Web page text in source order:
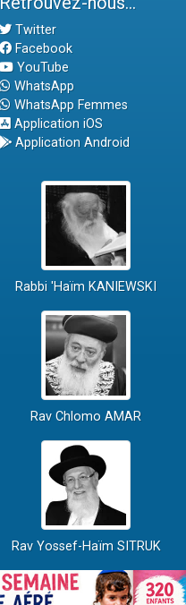
Twitter
Facebook
YouTube
WhatsApp
WhatsApp Femmes
Application iOS
Application Android
Rabbi 'Haïm KANIEWSKI
Rav Chlomo AMAR
Rav Yossef-Haïm SITRUK